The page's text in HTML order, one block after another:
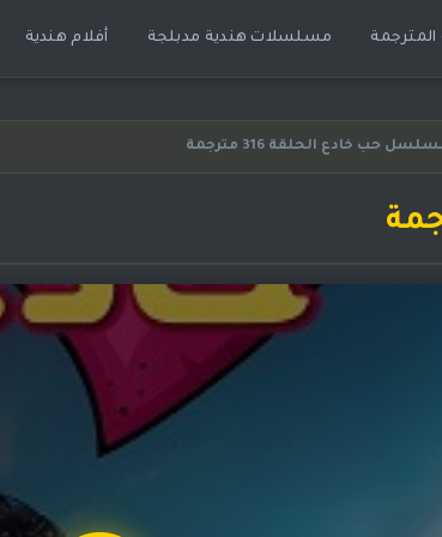
مسلسلات هندية مدبلجة أفلام هندية
حب خادع الحلقة 316 مترجمة